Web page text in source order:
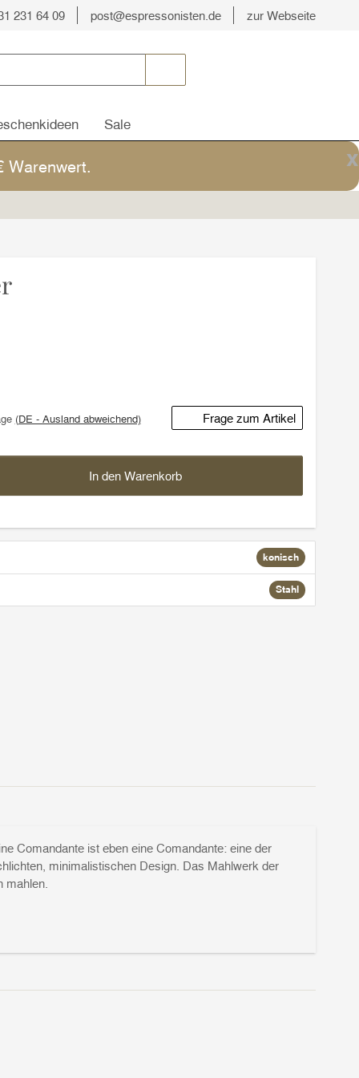
231 64 09 post@espressonisten.de zur Webseite
Sale
x
Warenwert.
(DE - Ausland abweichend) Frage zum Artikel
In den Warenkorb
konisch
Stahl
Comandante ist eben eine Comandante: eine der
minimalistischen Design. Das Mahlwerk der
mahlen.